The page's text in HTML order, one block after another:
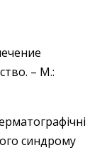
– М.:
синдрому